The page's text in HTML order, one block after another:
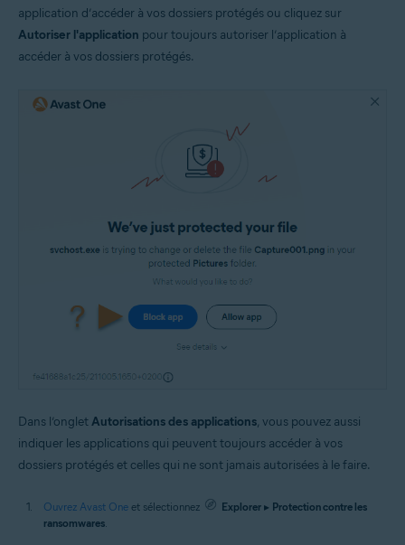
application d’accéder à vos dossiers protégés ou cliquez sur
Autoriser l'application pour toujours autoriser l’application à
accéder à vos dossiers protégés.
Dans l’ongletAutorisations des applications, vous pouvez aussi
indiquer les applications qui peuvent toujours accéder à vos
dossiers protégés et celles qui ne sont jamais autorisées à le faire.
Ouvrez Avast One et sélectionnez Explorer ▸ Protection contre les
ransomwares